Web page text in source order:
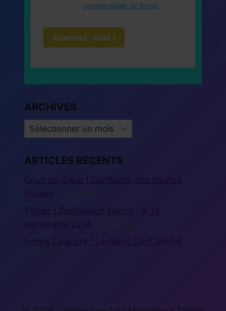
confidentialité de Brevo.
Abonnez- vous !
ARCHIVES
ARCHIVES
ARTICLES RÉCENTS